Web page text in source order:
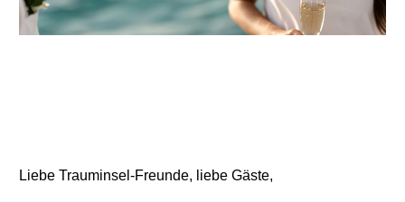
Liebe Trauminsel-Freunde, liebe Gäste,